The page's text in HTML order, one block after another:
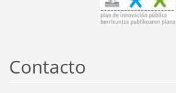
Contacto